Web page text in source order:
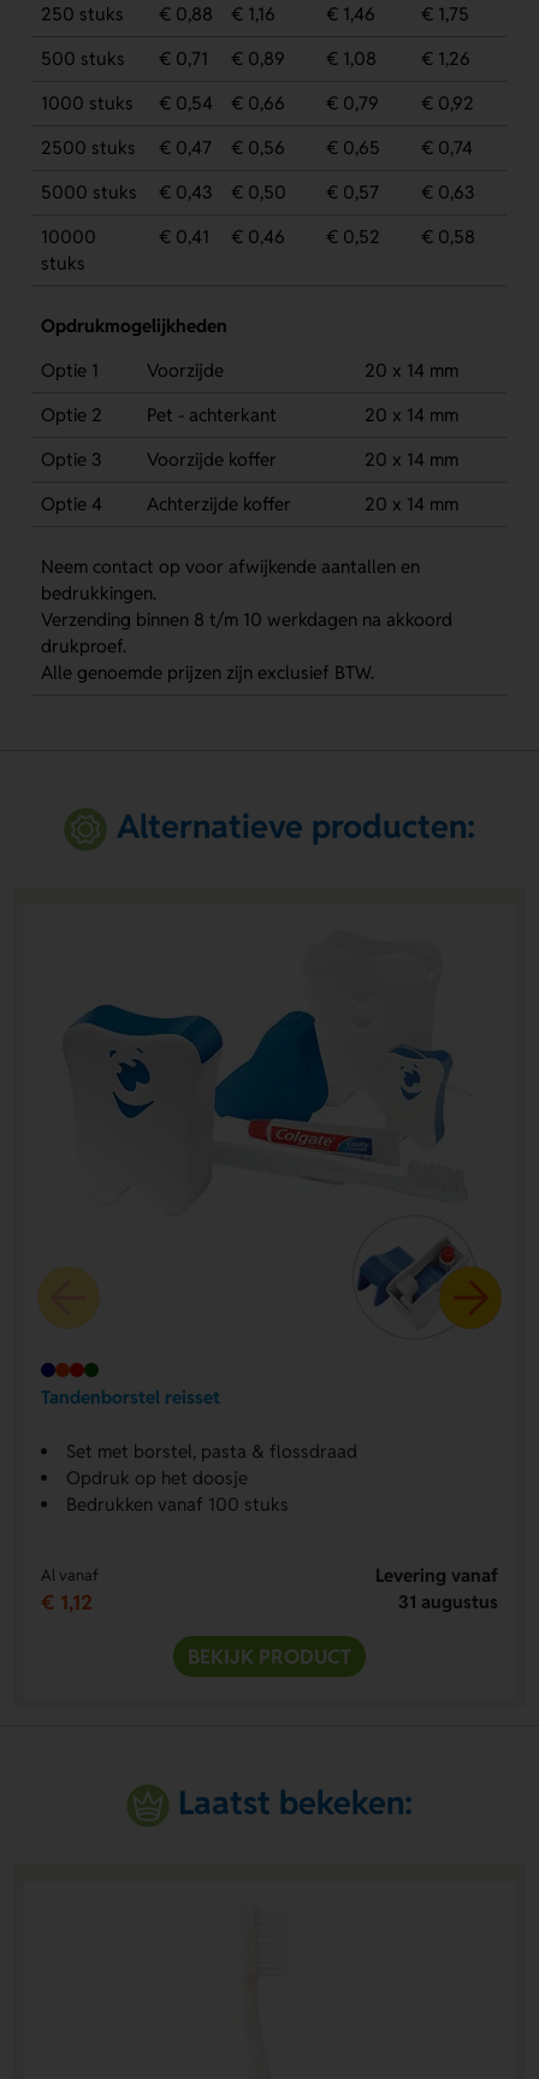
250 stuks € 0,88 € 1,16 € 1,46
€ 1,75
500 stuks
€ 0,71 € 0,89 € 1,08
€ 1,26
1000 stuks
€ 0,54 € 0,66 € 0,79
€ 0,92
2500 stuks
€ 0,47 € 0,56 € 0,65
€ 0,74
5000 stuks
€ 0,43 € 0,50 € 0,57
€ 0,63
10000
stuks
€ 0,41 € 0,46 € 0,52 € 0,58
Opdrukmogelijkheden
Optie 1
Voorzijde
20 x 14 mm
Optie 2
Pet - achterkant
20 x 14 mm
Optie 3
Voorzijde koffer
20 x 14 mm
Optie 4
Achterzijde koffer 20 x 14 mm
Neem contact op voor afwijkende aantallen en
bedrukkingen.
Verzending binnen 8 t/m 10 werkdagen na akkoord
drukproef.
Alle genoemde prijzen zijn exclusief BTW.
Alternatieve producten:
Tandenborstel reisset
Set met borstel, pasta & flossdraad
Opdruk op het doosje
Bedrukken vanaf 100 stuks
Al vanaf
€ 1,12
Levering vanaf
31 augustus
BEKIJK PRODUCT
Laatst bekeken: